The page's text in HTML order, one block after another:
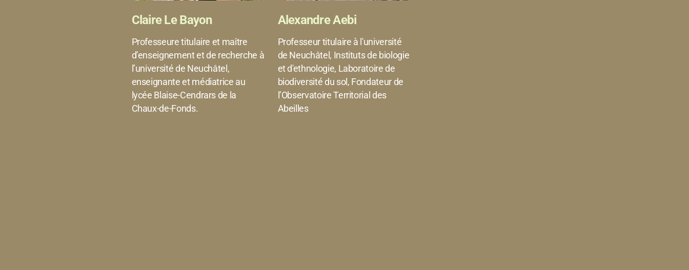
Claire Le Bayon
Professeure titulaire et maître
d’enseignement et de recherche à
l’université de Neuchâtel,
enseignante et médiatrice au
lycée Blaise-Cendrars de la
Chaux-de-Fonds.
Alexandre Aebi
Professeur titulaire à l'université
de Neuchâtel, Instituts de biologie
et d'ethnologie, Laboratoire de
biodiversité du sol, Fondateur de
l’Observatoire Territorial des
Abeilles